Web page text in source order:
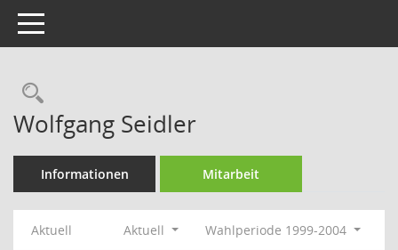
Toggle navigation
Rechercheauswahl
Wolfgang Seidler
Informationen Mitarbeit
Aktuell Aktuell Wahlperiode 1999-2004